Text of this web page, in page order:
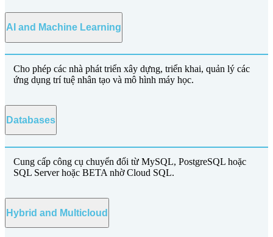
AI and Machine Learning
Cho phép các nhà phát triển xây dựng, triển khai, quản lý các
ứng dụng trí tuệ nhân tạo và mô hình máy học.
Databases
Cung cấp công cụ chuyển đổi từ MySQL, PostgreSQL hoặc
SQL Server hoặc BETA nhờ Cloud SQL.
Hybrid and Multicloud